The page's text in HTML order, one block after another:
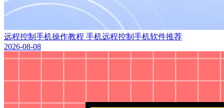
远程控制手机操作教程 手机远程控制手机软件推荐
2026-08-08